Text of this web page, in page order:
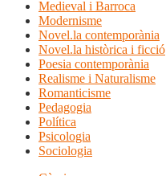
Medieval i Barroca
Modernisme
Novel.la contemporània
Novel.la històrica i ficció
Poesia contemporània
Realisme i Naturalisme
Romanticisme
Pedagogia
Política
Psicologia
Sociologia